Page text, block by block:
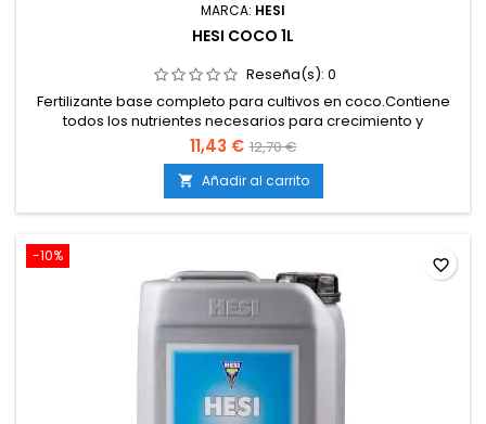
MARCA: HESI
HESI COCO 1L
Reseña(s): 0
Fertilizante base completo para cultivos en coco.Contiene
todos los nutrientes necesarios para crecimiento y
floración.Incluye calcio y magnesio para evitar deficiencias
comunes en coco.Enriquecido con aminoácidos, vitaminas y
azúcares vegetales.De alta pureza, totalmente soluble y de
rápida absorción.
11,43 € 12,70 €
 Añadir al carrito
-10% favorite_border